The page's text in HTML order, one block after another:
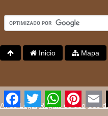
Inicio Mapa
Aviso Legal Reglas de uso Uso
Facebook
Twitter WhatsApp